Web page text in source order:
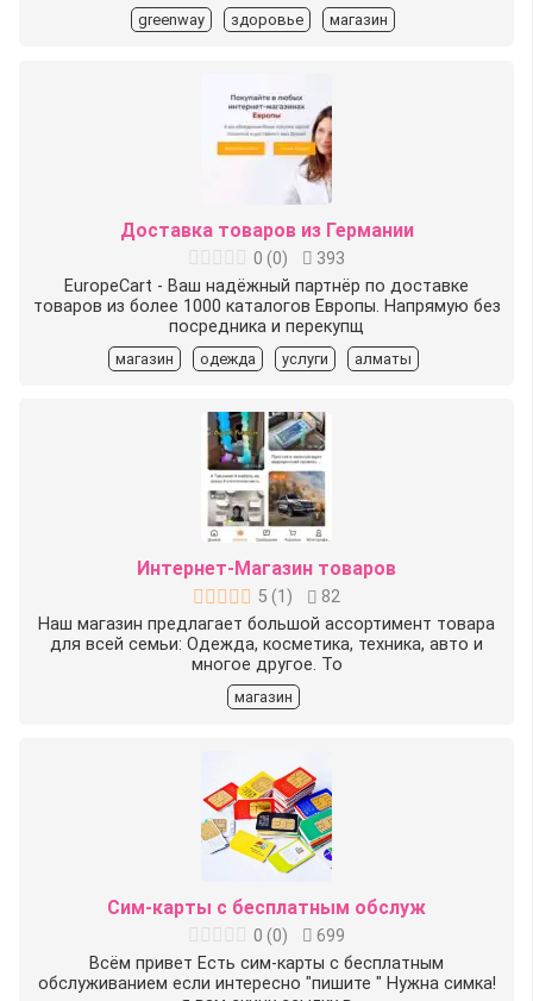
greenway здоровье магазин
Доставка товаров из Германии
0 (0)
393
EuropeCart - Ваш надёжный партнёр по доставке
товаров из более 1000 каталогов Европы. Напрямую без
посредника и перекупщ
магазин одежда услуги алматы
Интернет-Магазин товаров
5 (1 )
82
Наш магазин предлагает большой ассортимент товара
для всей семьи: Одежда, косметика, техника, авто и
многое другое. То
магазин
Сим-карты с бесплатным обслуж
0 (0)
699
Всём привет Есть сим-карты с бесплатным
обслуживанием если интересно "пишите " Нужна симка!